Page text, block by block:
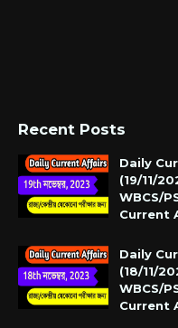
Recent Posts
Daily
(19/11/
WBCS/
Current
Daily
(18/11/
WBCS/
Current